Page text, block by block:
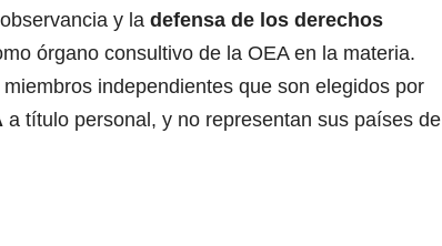
y la defensa de los derechos
órgano consultivo de la OEA en la materia.
independientes que son elegidos por
a título personal, y no representan sus países de